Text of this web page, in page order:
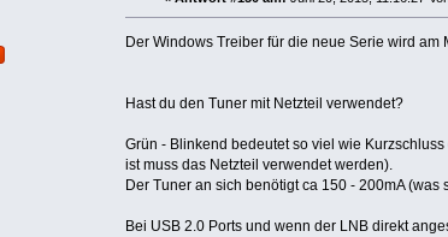
Der Windows Treiber für die neue Serie wird
Hast du den Tuner mit Netzteil verwendet?
Grün - Blinkend bedeutet so viel wie
ist muss das Netzteil verwendet werden).
Der Tuner an sich benötigt ca 150 - 200mA
Bei USB 2.0 Ports und wenn der LNB direkt